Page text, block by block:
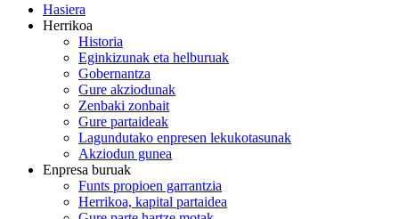
Hasiera
Herrikoa
Historia
Eginkizunak eta helburuak
Gobernantza
Gure akziodunak
Zenbaki zonbait
Gure partaideak
Lagundutako enpresen lekukotasunak
Akziodun gunea
Enpresa buruak
Funts propioen garrantzia
Herrikoa, kapital partaidea